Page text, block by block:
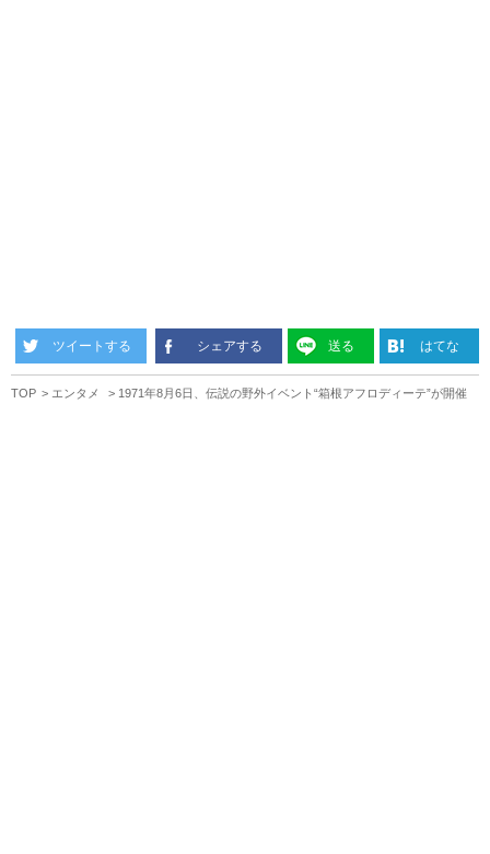
ツイートする シェアする 送る はてな
TOP エンタメ 1971年8月6日、伝説の野外イベント“箱根アフロディーテ”が開催